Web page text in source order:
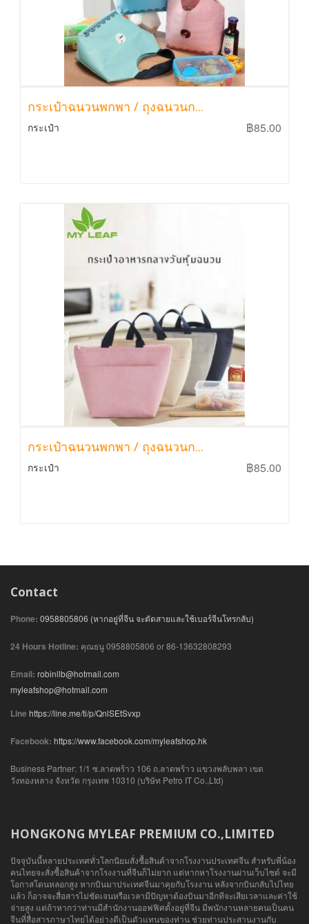
กระเป๋าฉนวนพกพา / ถุงฉนวนก...
กระเป๋า ฿85.00
กระเป๋าฉนวนพกพา / ถุงฉนวนก...
กระเป๋า ฿85.00
Contact
Phone: 0958805806 (หากอยู่ที่จีน จะตัดสายและใช้เบอร์จีนโทรกลับ)
24 Hours Hotline: คุณธนู 0958805806 or 86-13632808293
Email: robinllb@hotmail.com
myleafshop@hotmail.com
Line https://line.me/ti/p/QnlSEtSvxp
Facebook: https://www.facebook.com/myleafshop.hk
Business Partner: 1/1 ซ.ลาดพร้าว 106 ถ.ลาดพร้าว แขวงพลับพลา เขต
วังทองหลาง จังหวัด กรุงเทพ 10310 (บริษัท Petro IT Co.,Ltd)
HONGKONG MYLEAF PREMIUM CO.,LIMITED
ปัจจุบันนี้หลายประเทศทั่วโลกนิยมสั่งซื้อสินค้าจากโรงงานประเทศจีน สำหรับพี่น้อง
คนไทยจะสั่งซื้อสินค้าจากโรงงานที่จีนก็ไม่ยาก แต่หากหาโรงงานผ่านเว็บไซต์ จะมี
โอกาสโดนหลอกสูง หากบินมาประเทศจีนมาคุยกับโรงงาน หลังจากบินกลับไปไทย
แล้ว ก็อาจจะสื่อสารไม่ชัดเจนหรือเวลามีปัญหาต้องบินมาอีกทีจะเสียเวลาและค่าใช้
จ่ายสูง แต่ถ้าหากว่าท่านมีสำนักงานออฟฟิศตั้งอยู่ที่จีน มีพนักงานหลายคนเป็นคน
จีนที่สื่อสารภาษาไทยได้อย่างดีเป็นตัวแทนของท่าน ช่วยท่านประสานงานกับ